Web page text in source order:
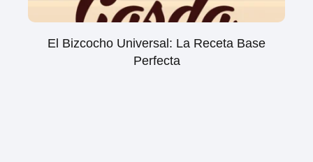
El Bizcocho Universal: La Receta Base
Perfecta